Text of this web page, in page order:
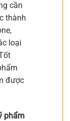
cần
thành
loại
được
phẩm